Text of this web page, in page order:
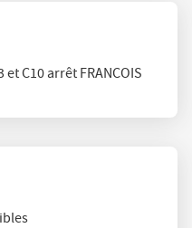
et C10 arrêt FRANCOIS